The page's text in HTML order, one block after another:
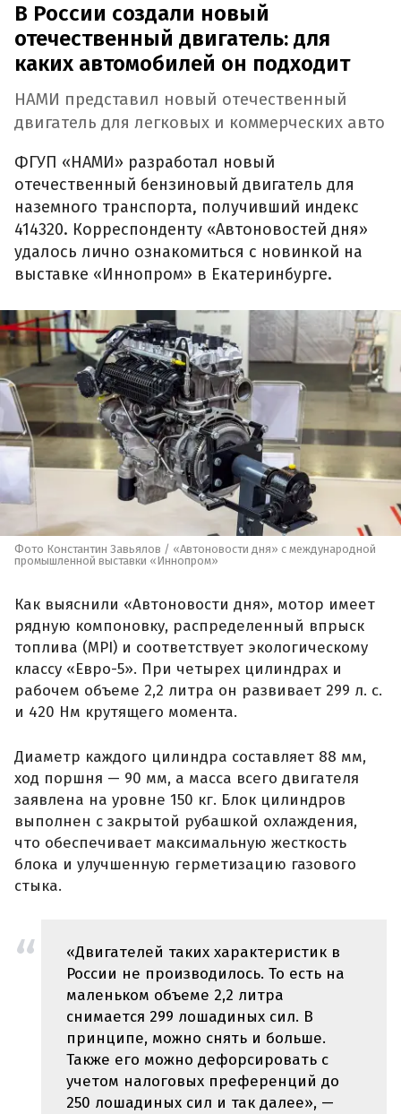
В России создали новый
отечественный двигатель: для
каких автомобилей он подходит
НАМИ представил новый отечественный
двигатель для легковых и коммерческих авто
ФГУП «НАМИ» разработал новый
отечественный бензиновый двигатель для
наземного транспорта, получивший индекс
414320. Корреспонденту «Автоновостей дня»
удалось лично ознакомиться с новинкой на
выставке «Иннопром» в Екатеринбурге.
Фото Константин Завьялов / «Автоновости дня» с международной
промышленной выставки «Иннопром»
Как выяснили «Автоновости дня», мотор имеет
рядную компоновку, распределенный впрыск
топлива (MPI) и соответствует экологическому
классу «Евро-5». При четырех цилиндрах и
рабочем объеме 2,2 литра он развивает 299 л. с.
и 420 Нм крутящего момента.
Диаметр каждого цилиндра составляет 88 мм,
ход поршня — 90 мм, а масса всего двигателя
заявлена на уровне 150 кг. Блок цилиндров
выполнен с закрытой рубашкой охлаждения,
что обеспечивает максимальную жесткость
блока и улучшенную герметизацию газового
стыка.
«Двигателей таких характеристик в
России не производилось. То есть на
маленьком объеме 2,2 литра
снимается 299 лошадиных сил. В
принципе, можно снять и больше.
Также его можно дефорсировать с
учетом налоговых преференций до
250 лошадиных сил и так далее», —